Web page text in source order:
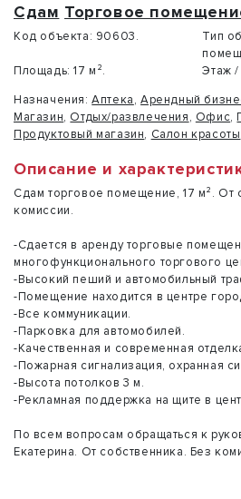
Сдам Торговое
Код объекта: 90603. Тип
Площадь: 17 м². Этаж /
Назначения: Аптека,Арендный
Магазин, Отдых/развлечения, Офис,
Продуктовый магазин, Салон красоты
Описание и
Сдам торговое помещение, 17 м². От
комиссии.
-Сдается в аренду торговые
многофункционального торгового
-Высокий пеший и автомобильный
-Помещение находится в центре
-Все коммуникации.
-Парковка для автомобилей.
-Качественная и современная
-Пожарная сигнализация, охранная
-Высота потолков 3 м.
-Рекламная поддержка на щите в
По всем вопросам обращаться к
Екатерина. От собственника. Без